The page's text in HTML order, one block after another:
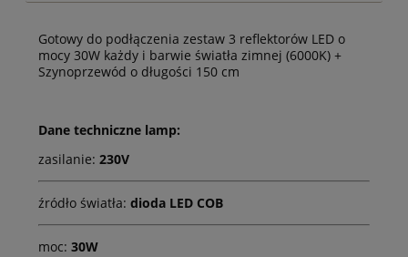
Gotowy do podłączenia zestaw 3 reflektorów LED o
mocy 30W każdy i barwie światła zimnej (6000K) +
Szynoprzewód o długości 150 cm
Dane techniczne lamp:
zasilanie: 230V
źródło światła: dioda LED COB
moc: 30W